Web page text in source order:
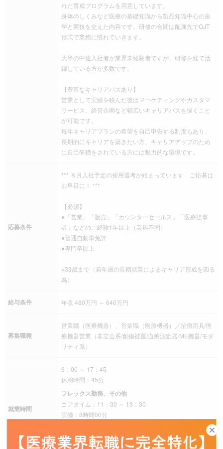
れた育成プログラムを用意しています。
身体のしくみなど医療の基礎知識から製品知識中心の座
学と実技を交えた内容です。研修の合間は配属先でOJT
形式で業務に慣れていきます。
大半の中途入社者が業界未経験者ですが、研修を経て活
躍している方が多数です。
【豊富なキャリアパスあり】
営業として実績を積んだ後はマーケティングやカスタマ
サービス、経営企画など幅広いキャリアパスを描くこと
が可能です。
毎年キャリアプランの希望を自己申告する制度もあり、
長期的にキャリアを築きたい方、キャリアアップのため
に自己研鑽をされている方には魅力的な環境です。
応募条件
*** ８月入社予定の採用選考が始まっています ご応募は
お早目に！ ***
【必須】
●「営業」「販売」「カウンターセールス」「医療従事
者」などのご経験1年以上（業界不問）
●普通自動車免許
●専門卒以上
※33歳まで（若年層の長期就業によるキャリア形成を図る
為）
給与条件 年収 480万円 ～ 640万円
募集職種
営業職（医療機器）、営業職（医療機器）／治療用具/医
療機器営業（非立会系/創傷被覆/血糖測定器/ME機器/モダ
リティ系）
就業時間
9：00 ～ 17：45
休憩時間：45分
フレックス勤務、その他
コアタイム：11：30 ～ 13：30
実働：8時間00分
※入社6か月後、所属長の認可があればフレックスタイ